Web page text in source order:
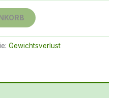
Gewichtsverlust